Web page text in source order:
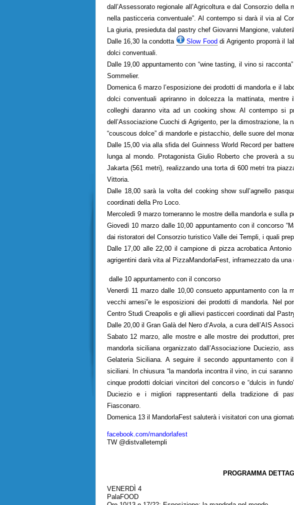
dall’Assessorato regionale all’Agricoltura e dal Consorzio
nella pasticceria conventuale”. Al contempo si darà il via al
La giuria, presieduta dal pastry chef Giovanni Mangione,
Dalle 16,30 la condotta
Slow Food di Agrigento proporrà il
dolci conventuali.
Dalle 19,00 appuntamento con “wine tasting, il vino si racconta”
Sommelier.
Domenica 6 marzol’esposizione dei prodotti di mandorla e il
dolci conventuali apriranno in dolcezza la mattinata,
colleghi daranno vita ad un cooking show. Al contempo si
dell’Associazione Cuochi di Agrigento, per la dimostrazione, la
“couscous dolce” di mandorle e pistacchio, delle suore del
Dalle 15,00 via alla sfida del Guinness World Record per
lunga al mondo. Protagonista Giulio Roberto che proverà a
Jakarta (561 metri), realizzando una torta di 600 metri tra
Vittoria.
Dalle 18,00 sarà la volta del cooking show sull’agnello
coordinati della Pro Loco.
Mercoledì 9 marzotorneranno le mostre della mandorla e sulla
Giovedì 10 marzo dalle 10,00 appuntamento con il concorso “
dai ristoratori del Consorzio turistico Valle dei Templi, i quali
Dalle 17,00 alle 22,00 il campione di pizza acrobatica
agrigentini darà vita al PizzaMandorlaFest, inframezzato da
dalle 10 appuntamento con il concorso
Venerdì 11 marzo dalle 10,00 consueto appuntamento con la
vecchi arnesi”e le esposizioni dei prodotti di mandorla. Nel
Centro Studi Creapolis e gli allievi pasticceri coordinati dal
Dalle 20,00 il Gran Galà del Nero d’Avola, a cura dell’AIS
Sabato 12 marzo, alle mostre e alle mostre dei produttori,
mandorla siciliana organizzato dall’Associazione Duciezio,
Gelateria Siciliana. A seguire il secondo appuntamento con
siciliani. In chiusura “la mandorla incontra il vino, in cui
cinque prodotti dolciari vincitori del concorso e “dulcis in
Duciezio e i migliori rappresentanti della tradizione di
Fiasconaro.
Domenica 13 il MandorlaFest saluterà i visitatori con una
facebook.com/mandorlafest
TW @distvalletempli
PROGRAMMA
VENERDÌ 4
PalaFOOD